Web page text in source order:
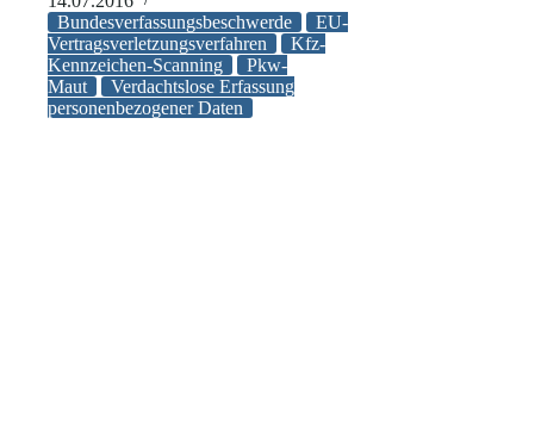
Kennzeichen-
Scanning
abgewiesen
Bundesverfassungsbeschwerde
EU-
Vertragsverletzungsverfahren
Kfz-
Kennzeichen-Scanning
Pkw-
Maut
Verdachtslose Erfassung
personenbezogener Daten